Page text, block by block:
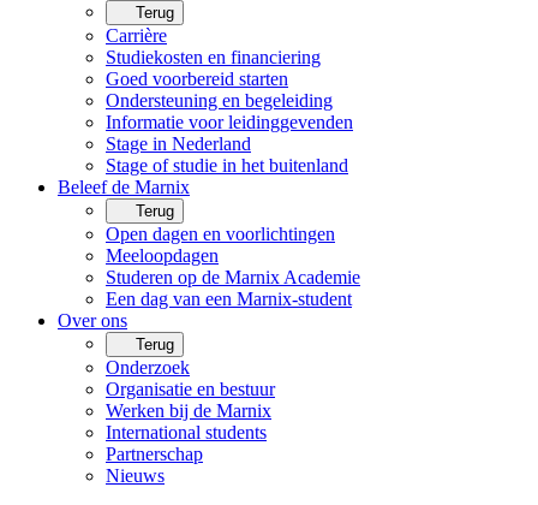
Terug
Carrière
Studiekosten en financiering
Goed voorbereid starten
Ondersteuning en begeleiding
Informatie voor leidinggevenden
Stage in Nederland
Stage of studie in het buitenland
Beleef de Marnix
Terug
Open dagen en voorlichtingen
Meeloopdagen
Studeren op de Marnix Academie
Een dag van een Marnix-student
Over ons
Terug
Onderzoek
Organisatie en bestuur
Werken bij de Marnix
International students
Partnerschap
Nieuws